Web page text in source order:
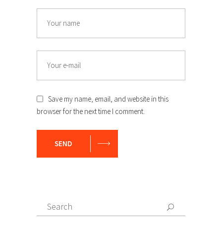
Save my name, email, and website in this
browser for the next time I comment.
SEND
Search
for: